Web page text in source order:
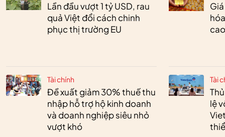
Lần đầu vượt 1 tỷ USD, rau
quả Việt đổi cách chinh
phục thị trường EU
Tài chính
Đề xuất giảm 30% thuế thu
nhập hỗ trợ hộ kinh doanh
và doanh nghiệp siêu nhỏ
vượt khó
Tài
lệ